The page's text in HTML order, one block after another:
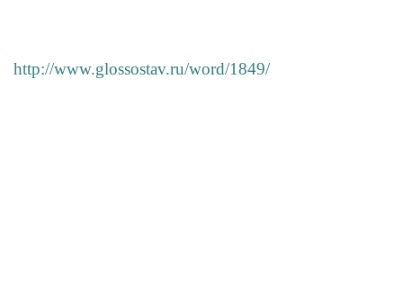
http://www.glossostav.ru/word/1849/